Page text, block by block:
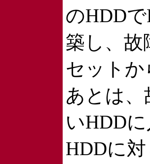
のHDD
築し、故
セット
あとは、
いHDD
HDDに